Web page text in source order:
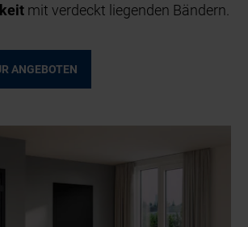
mit verdeckt liegenden Bändern.
ANGEBOTEN